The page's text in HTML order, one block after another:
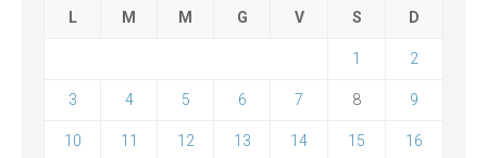
L M M G V S D
1 2
3 4 5 6 7 8 9
10 11 12 13 14 15 16